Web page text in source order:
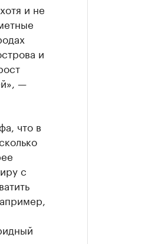
и не
и
—
что в
с